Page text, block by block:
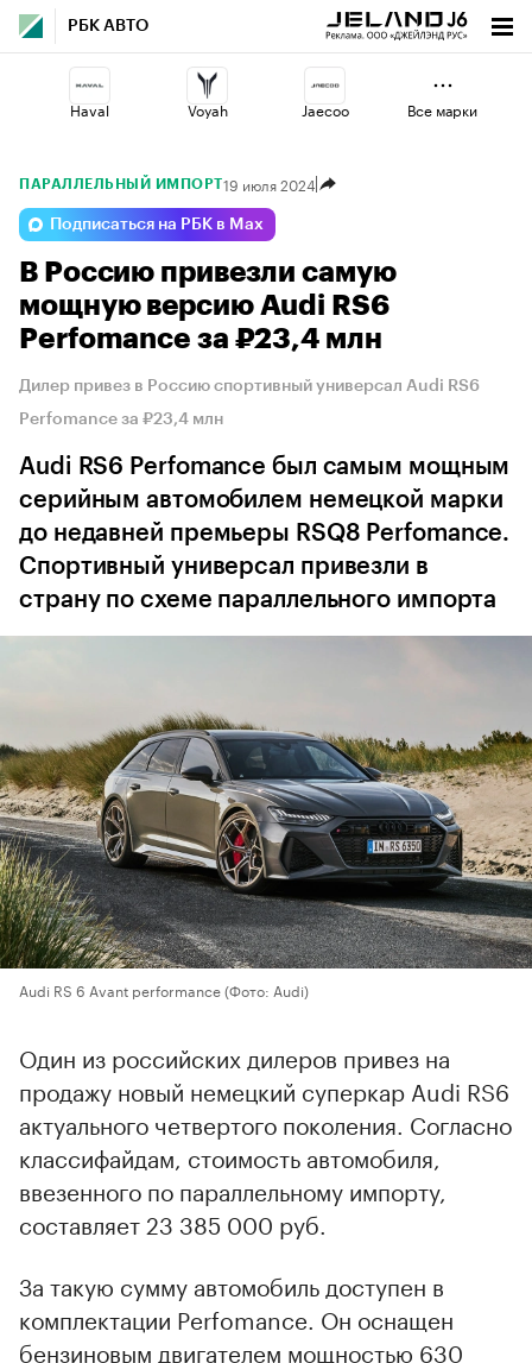
РБК АВТО
Haval Voyah Jaecoo
Lada Volga Omoda
Esteo Geely Changan
Все марки
ПАРАЛЛЕЛЬНЫЙ ИМПОРТ19 июля 2024
Подписаться на РБК в Max
В Россию привезли самую
мощную версию Audi RS6
Perfomance за ₽23,4 млн
Дилер привез в Россию спортивный универсал Audi RS6
Perfomance за ₽23,4 млн
Audi RS6 Perfomance был самым мощным
серийным автомобилем немецкой марки
до недавней премьеры RSQ8 Perfomance.
Спортивный универсал привезли в
страну по схеме параллельного импорта
Audi RS 6 Avant performance(Фото: Audi)
Один из российских дилеров привез на
продажу новый немецкий суперкар Audi RS6
актуального четвертого поколения. Согласно
классифайдам, стоимость автомобиля,
ввезенного по параллельному импорту,
составляет 23 385 000 руб.
За такую сумму автомобиль доступен в
комплектации Perfomance. Он оснащен
бензиновым двигателем мощностью 630